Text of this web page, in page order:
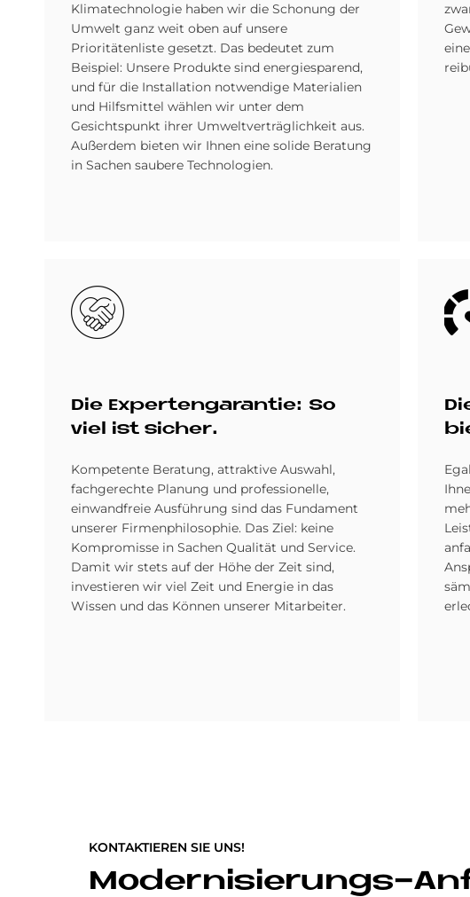
Klimatechnologie haben wir die Schonung der
Umwelt ganz weit oben auf unsere
Prioritätenliste gesetzt. Das bedeutet zum
Beispiel: Unsere Produkte sind energiesparend,
und für die Installation notwendige Materialien
und Hilfsmittel wählen wir unter dem
Gesichtspunkt ihrer Umweltverträglichkeit aus.
Außerdem bieten wir Ihnen eine solide Beratung
in Sachen saubere Technologien.
Bild
Die Ex­per­ten­ga­ran­tie: So
viel ist si­cher.
Kompetente Beratung, attraktive Auswahl,
fachgerechte Planung und professionelle,
einwandfreie Ausführung sind das Fundament
unserer Firmenphilosophie. Das Ziel: keine
Kompromisse in Sachen Qualität und Service.
Damit wir stets auf der Höhe der Zeit sind,
investieren wir viel Zeit und Energie in das
Wissen und das Können unserer Mitarbeiter.
Bild
KONTAKTIEREN SIE UNS!
Modernisierungs-